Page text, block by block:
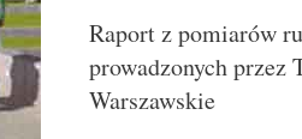
Raport z pomiarów
prowadzonych przez
Warszawskie